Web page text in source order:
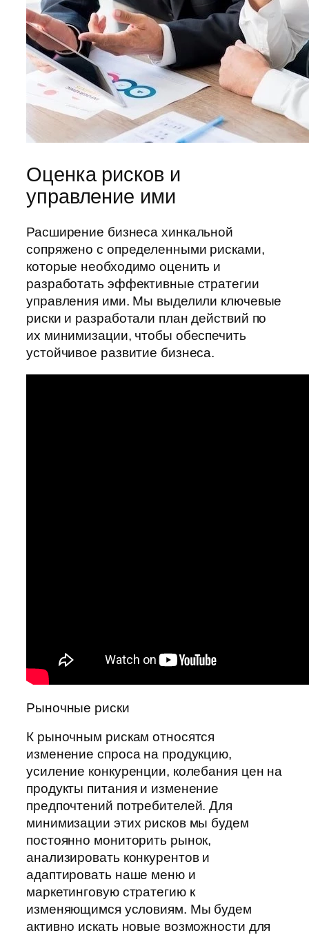
Оценка рисков и
управление ими
Расширение бизнеса хинкальной
сопряжено с определенными рисками,
которые необходимо оценить и
разработать эффективные стратегии
управления ими. Мы выделили ключевые
риски и разработали план действий по
их минимизации, чтобы обеспечить
устойчивое развитие бизнеса.
Рыночные риски
К рыночным рискам относятся
изменение спроса на продукцию,
усиление конкуренции, колебания цен на
продукты питания и изменение
предпочтений потребителей. Для
минимизации этих рисков мы будем
постоянно мониторить рынок,
анализировать конкурентов и
адаптировать наше меню и
маркетинговую стратегию к
изменяющимся условиям. Мы будем
активно искать новые возможности для